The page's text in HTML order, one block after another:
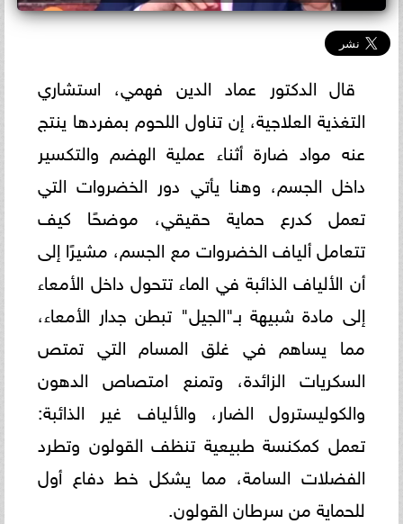
قال الدكتور عماد الدين فهمي، استشاري
التغذية العلاجية، إن تناول اللحوم بمفردها ينتج
عنه مواد ضارة أثناء عملية الهضم والتكسير
داخل الجسم، وهنا يأتي دور الخضروات التي
تعمل كدرع حماية حقيقي، موضحًا كيف
تتعامل ألياف الخضروات مع الجسم، مشيرًا إلى
أن ​الألياف الذائبة في الماء تتحول داخل الأمعاء
إلى مادة شبيهة بـ"الجيل" تبطن جدار الأمعاء،
مما يساهم في غلق المسام التي تمتص
السكريات الزائدة، وتمنع امتصاص الدهون
والكوليسترول الضار، والألياف غير الذائبة:
تعمل كمكنسة طبيعية تنظف القولون وتطرد
الفضلات السامة، مما يشكل خط دفاع أول
للحماية من سرطان القولون.